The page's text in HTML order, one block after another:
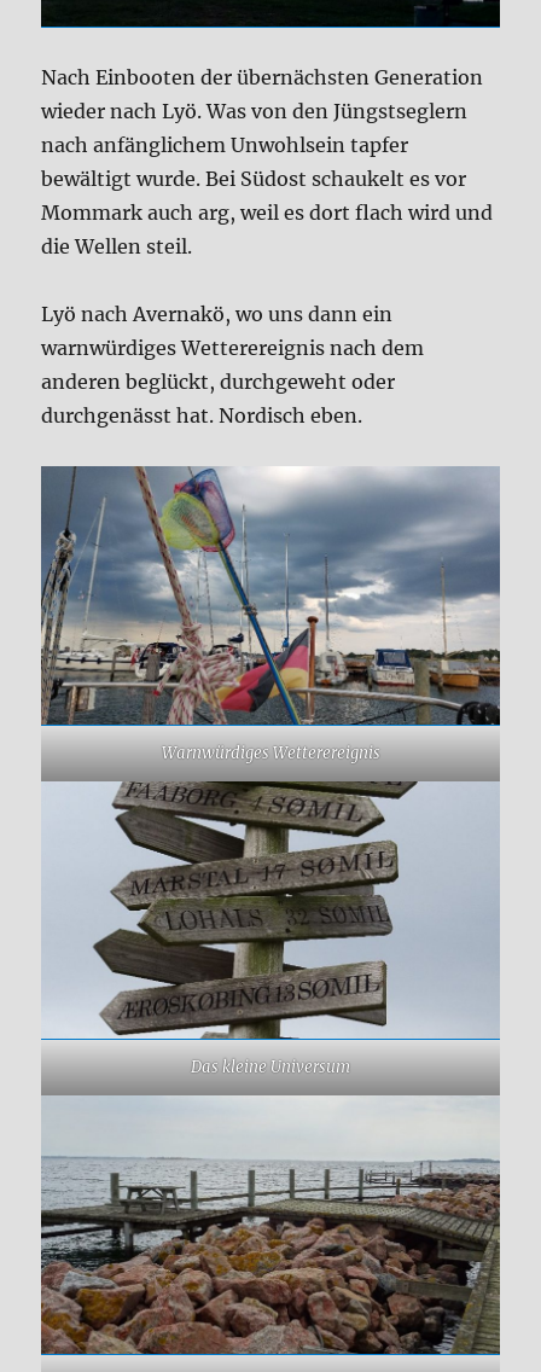
Nach Einbooten der übernächsten Generation
wieder nach Lyö. Was von den Jüngstseglern
nach anfänglichem Unwohlsein tapfer
bewältigt wurde. Bei Südost schaukelt es vor
Mommark auch arg, weil es dort flach wird und
die Wellen steil.
Lyö nach Avernakö, wo uns dann ein
warnwürdiges Wetterereignis nach dem
anderen beglückt, durchgeweht oder
durchgenässt hat. Nordisch eben.
Warnwürdiges Wetterereignis
Das kleine Universum